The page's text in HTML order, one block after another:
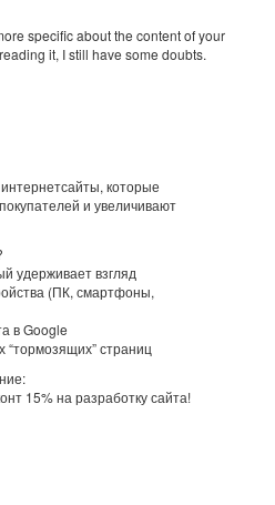
specific about the content of your
it, I still have some doubts.
которые
и увеличивают
удерживает взгляд
(ПК, смартфоны,
в Google
страниц
15% на разработку сайта!